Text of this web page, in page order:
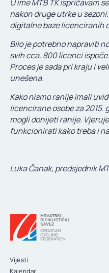
U ime MTB TK ispričavam
nakon druge utrke u
digitalne baze licenciranih
Bilo je potrebno napraviti
svih cca. 800 licenci
Proces je sada pri kraju i
unešena.
Kako nismo ranije imali
licencirane osobe za 2015.
mogli donijeti ranije.
funkcionirati kako treba i
Luka Čanak, predsjednik
Vijesti
Kalendar